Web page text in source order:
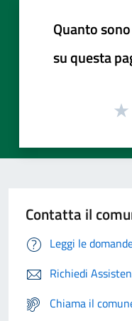
Quanto
su questa
Contatta il
Leggi le
Richiedi
Chiama il